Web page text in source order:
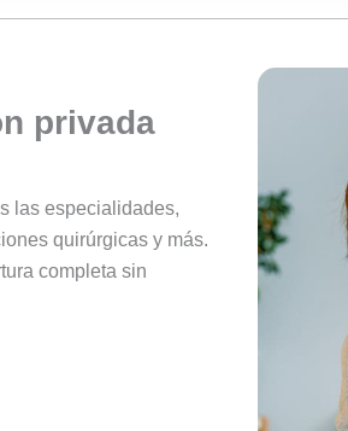
privada
las especialidades,
quirúrgicas y más.
completa sin